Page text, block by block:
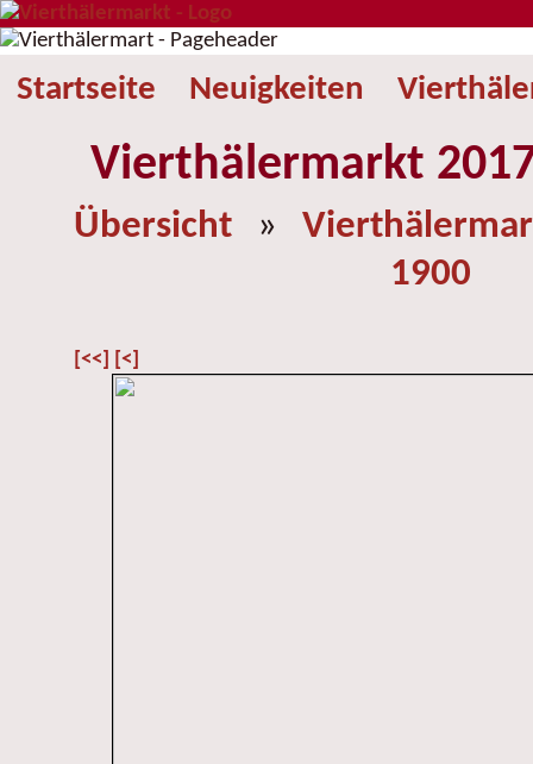
Startseite Neuigkeiten
Vierthälermarkt
Übersicht »
1900
[<<] [<]